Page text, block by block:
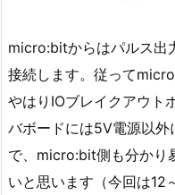
micro:bitからはパルス出
接続します。従って
やはりIOブレイクアウト
バボードには5V電源以
で、micro:bit側も分かり
いと思います（今回は12